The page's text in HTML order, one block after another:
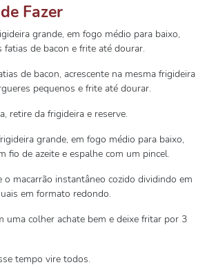
Fazer
grande, em fogo médio para baixo,
fatias de bacon e frite até dourar.
de bacon, acrescente na mesma frigideira
pequenos e frite até dourar.
retire da frigideira e reserve.
grande, em fogo médio para baixo,
fio de azeite e espalhe com um pincel.
o macarrão instantâneo cozido dividindo em
em formato redondo.
uma colher achate bem e deixe fritar por 3
tempo vire todos.